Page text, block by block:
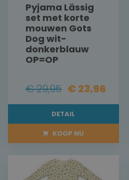
Pyjama Lässig
set met korte
mouwen Gots
Dog wit-
donkerblauw
OP=OP
€ 29,95 € 23,96
DETAIL
KOOP NU